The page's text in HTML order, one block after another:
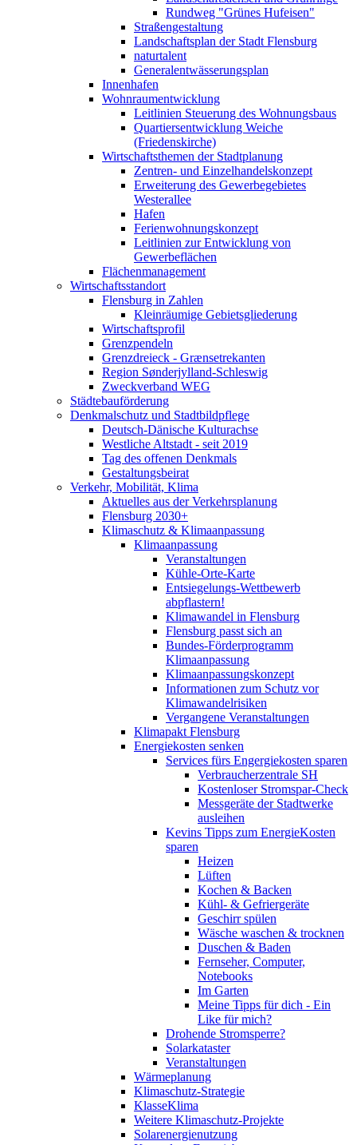
Rundweg "Grünes Hufeisen"
Straßengestaltung
Landschaftsplan der Stadt Flensburg
naturtalent
Generalentwässerungsplan
Innenhafen
Wohnraumentwicklung
Leitlinien Steuerung des Wohnungsbaus
Quartiersentwicklung Weiche
(Friedenskirche)
Wirtschaftsthemen der Stadtplanung
Zentren- und Einzelhandelskonzept
Erweiterung des Gewerbegebietes
Westerallee
Hafen
Ferienwohnungskonzept
Leitlinien zur Entwicklung von
Gewerbeflächen
Flächenmanagement
Wirtschaftsstandort
Flensburg in Zahlen
Kleinräumige Gebietsgliederung
Wirtschaftsprofil
Grenzpendeln
Grenzdreieck - Grænsetrekanten
Region Sønderjylland-Schleswig
Zweckverband WEG
Städtebauförderung
Denkmalschutz und Stadtbildpflege
Deutsch-Dänische Kulturachse
Westliche Altstadt - seit 2019
Tag des offenen Denkmals
Gestaltungsbeirat
Verkehr, Mobilität, Klima
Aktuelles aus der Verkehrsplanung
Flensburg 2030+
Klimaschutz & Klimaanpassung
Klimaanpassung
Veranstaltungen
Kühle-Orte-Karte
Entsiegelungs-Wettbewerb
abpflastern!
Klimawandel in Flensburg
Flensburg passt sich an
Bundes-Förderprogramm
Klimaanpassung
Klimaanpassungskonzept
Informationen zum Schutz vor
Klimawandelrisiken
Vergangene Veranstaltungen
Klimapakt Flensburg
Energiekosten senken
Services fürs Engergiekosten sparen
Verbraucherzentrale SH
Kostenloser Stromspar-Check
Messgeräte der Stadtwerke
ausleihen
Kevins Tipps zum EnergieKosten
sparen
Heizen
Lüften
Kochen & Backen
Kühl- & Gefriergeräte
Geschirr spülen
Wäsche waschen & trocknen
Duschen & Baden
Fernseher, Computer,
Notebooks
Im Garten
Meine Tipps für dich - Ein
Like für mich?
Drohende Stromsperre?
Solarkataster
Veranstaltungen
Wärmeplanung
Klimaschutz-Strategie
KlasseKlima
Weitere Klimaschutz-Projekte
Solarenergienutzung